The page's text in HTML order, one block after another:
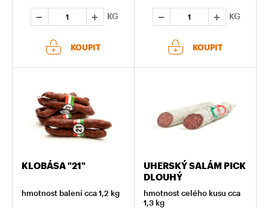
KG
KOUPIT
KG
KOUPIT
KLOBÁSA "21"
hmotnost balení cca 1,2 kg
UHERSKÝ SALÁM PICK
DLOUHÝ
hmotnost celého kusu cca
1,3 kg